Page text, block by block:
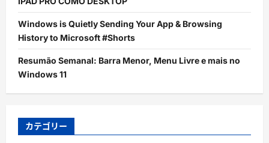
Windows is Quietly Sending Your App & Browsing
History to Microsoft #Shorts
Resumão Semanal: Barra Menor, Menu Livre e mais no
Windows 11
カテゴリー